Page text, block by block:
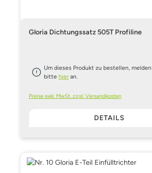
Gloria Dichtungssatz 505T Profiline
Um dieses Produkt zu bestellen, melden
bittehier an.
Preise exkl. MwSt. zzgl. Versandkosten
DETAILS